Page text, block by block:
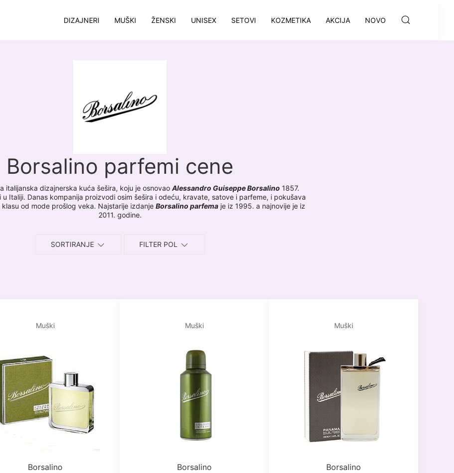
DIZAJNERI MUŠKI ŽENSKI UNISEX SETOVI KOZMETIKA AKCIJA NOVO
Borsalino parfemi cene
italijanska dizajnerska kuća šešira, koju je osnovao Alessandro Guiseppe Borsalino 1857.
u Italiji. Danas kompanija proizvodi osim šešira i odeću, kravate, satove i parfeme, i pokušava
od mode prošlog veka. Najstarije izdanje Borsalino parfema je iz 1995. a najnovije je iz
2011. godine.
SORTIRANJE FILTER POL
Muški
Borsalino
Muški
Borsalino
Muški
Borsalino